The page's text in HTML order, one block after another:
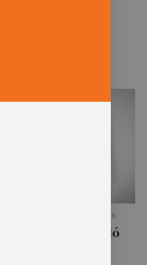
Pólók, ingek, pulóverek
Környakú póló
3.051 Ft